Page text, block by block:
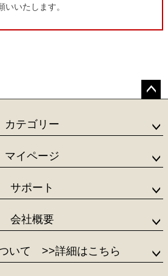
いたします。
ップ
カテゴリー
マイページ
サポート
会社概要
いて >>詳細はこちら